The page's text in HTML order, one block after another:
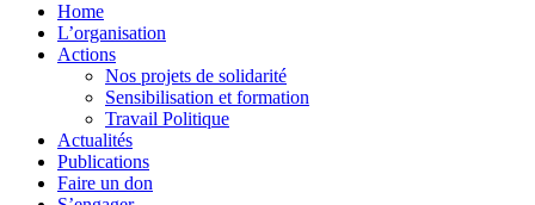
Home
L’organisation
Actions
Nos projets de solidarité
Sensibilisation et formation
Travail Politique
Actualités
Publications
Faire un don